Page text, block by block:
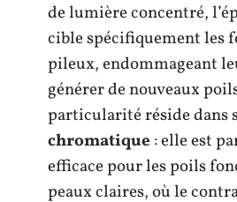
de lumière concentré,
cible spécifiquement les
pileux, endommageant
générer de nouveaux
particularité réside dans
chromatique : elle est
efficace pour les poils
peaux claires, où le